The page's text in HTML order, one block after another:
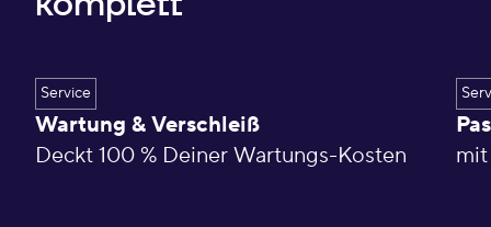
Service
Wartung & Verschleiß
Deckt 100 % Deiner Wartungs-Kosten